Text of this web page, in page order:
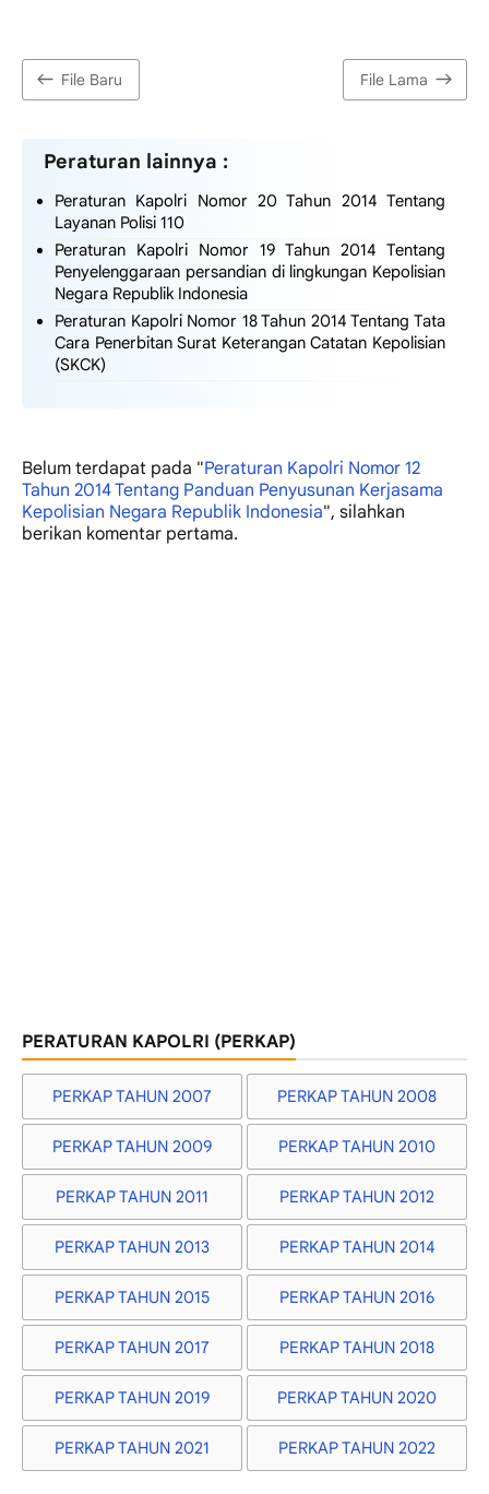
File Baru File Lama
Peraturan lainnya :
Peraturan Kapolri Nomor 20 Tahun 2014 Tentang
Layanan Polisi 110
Peraturan Kapolri Nomor 19 Tahun 2014 Tentang
Penyelenggaraan persandian di lingkungan Kepolisian
Negara Republik Indonesia
Peraturan Kapolri Nomor 18 Tahun 2014 Tentang Tata
Cara Penerbitan Surat Keterangan Catatan Kepolisian
(SKCK)
Belum terdapat pada "Peraturan Kapolri Nomor 12
Tahun 2014 Tentang Panduan Penyusunan Kerjasama
Kepolisian Negara Republik Indonesia", silahkan
berikan komentar pertama.
PERATURAN KAPOLRI (PERKAP)
PERKAP TAHUN 2007 PERKAP TAHUN 2008
PERKAP TAHUN 2009 PERKAP TAHUN 2010
PERKAP TAHUN 2011 PERKAP TAHUN 2012
PERKAP TAHUN 2013 PERKAP TAHUN 2014
PERKAP TAHUN 2015 PERKAP TAHUN 2016
PERKAP TAHUN 2017 PERKAP TAHUN 2018
PERKAP TAHUN 2019 PERKAP TAHUN 2020
PERKAP TAHUN 2021 PERKAP TAHUN 2022